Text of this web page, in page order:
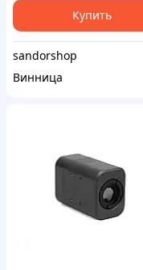
Купить
sandorshop
Винница